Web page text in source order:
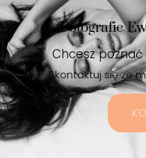
Fotografie
Chcesz poznać
Skontaktuj się ze